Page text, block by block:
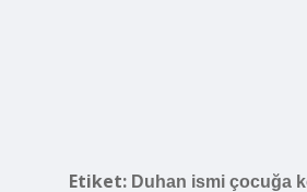
Etiket: Duhan ismi çocuğa